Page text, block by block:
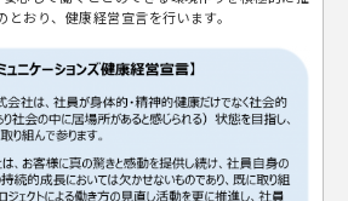
おり、健康経営宣言を行います。